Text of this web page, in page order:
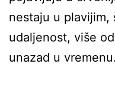
nestaju u plavijim,
udaljenost, više
unazad u vremenu.